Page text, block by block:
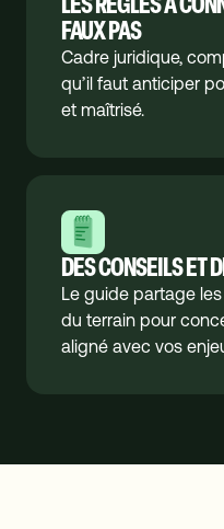
FAUX PAS
Cadre juridique,
qu’il faut anticiper
et maîtrisé.
DES CONSEILS ET
Le guide partage
du terrain pour
aligné avec vos